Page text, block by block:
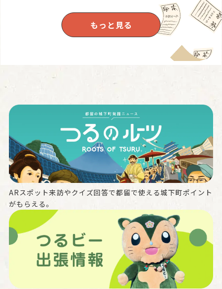
もっと見る
ARスポット来訪やクイズ回答で都留で使える城下町ポイント
がもらえる。